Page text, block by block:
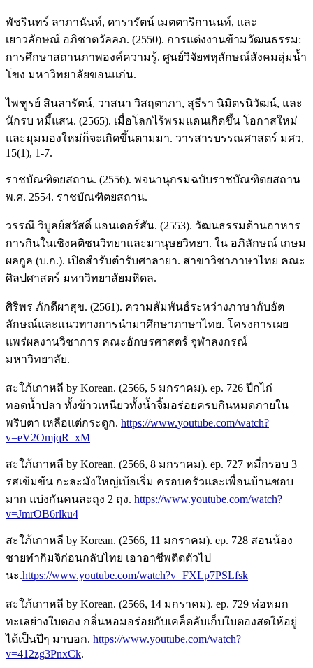
พัชรินทร์ ลาภานันท์, ดารารัตน์ เมตตาริกานนท์, และ
เยาวลักษณ์ อภิชาตวัลลภ. (2550). การแต่งงานข้ามวัฒนธรรม:
การศึกษาสถานภาพองค์ความรู้. ศูนย์วิจัยพหุลักษณ์สังคมลุ่มน้ำ
โขง มหาวิทยาลัยขอนแก่น.
ไพฑูรย์ สินลารัตน์, วาสนา วิสฤตาภา, สุธีรา นิมิตรนิวัฒน์, และ
นักรบ หมี้แสน. (2565). เมื่อโลกไร้พรมแดนเกิดขึ้น โอกาสใหม่
และมุมมองใหม่ก็จะเกิดขึ้นตามมา. วารสารบรรณศาสตร์ มศว,
15(1), 1-7.
ราชบัณฑิตยสถาน. (2556). พจนานุกรมฉบับราชบัณฑิตยสถาน
พ.ศ. 2554. ราชบัณฑิตยสถาน.
วรรณี วิบูลย์สวัสดิ์ แอนเดอร์สัน. (2553). วัฒนธรรมด้านอาหาร
การกินในเชิงคติชนวิทยาและมานุษยวิทยา. ใน อภิลักษณ์ เกษม
ผลกูล (บ.ก.). เปิดสำรับตำรับศาลายา. สาขาวิชาภาษาไทย คณะ
ศิลปศาสตร์ มหาวิทยาลัยมหิดล.
ศิริพร ภักดีผาสุข. (2561). ความสัมพันธ์ระหว่างภาษากับอัต
ลักษณ์และแนวทางการนำมาศึกษาภาษาไทย. โครงการเผย
แพร่ผลงานวิชาการ คณะอักษรศาสตร์ จุฬาลงกรณ์
มหาวิทยาลัย.
สะใภ้เกาหลี by Korean. (2566, 5 มกราคม). ep. 726 ปีกไก่
ทอดน้ำปลา ทั้งข้าวเหนียวทั้งน้ำจิ้มอร่อยครบกินหมดภายใน
พริบตา เหลือแต่กระดูก. https://www.youtube.com/watch?
v=eV2OmjqR_xM
สะใภ้เกาหลี by Korean. (2566, 8 มกราคม). ep. 727 หมี่กรอบ 3
รสเข้มข้น กะละมังใหญ่เบ้อเริ่ม ครอบครัวและเพื่อนบ้านชอบ
มาก แบ่งกันคนละถุง 2 ถุง. https://www.youtube.com/watch?
v=JmrOB6rlku4
สะใภ้เกาหลี by Korean. (2566, 11 มกราคม). ep. 728 สอนน้อง
ชายทำกิมจิก่อนกลับไทย เอาอาชีพติดตัวไป
นะ.https://www.youtube.com/watch?v=FXLp7PSLfsk
สะใภ้เกาหลี by Korean. (2566, 14 มกราคม). ep. 729 ห่อหมก
ทะเลย่างใบตอง กลิ่นหอมอร่อยกับเคล็ดลับเก็บใบตองสดให้อยู่
ได้เป็นปีๆ มาบอก. https://www.youtube.com/watch?
v=412zg3PnxCk.